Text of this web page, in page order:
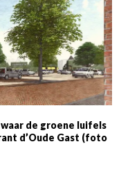
de groene luifels
d’Oude Gast (foto